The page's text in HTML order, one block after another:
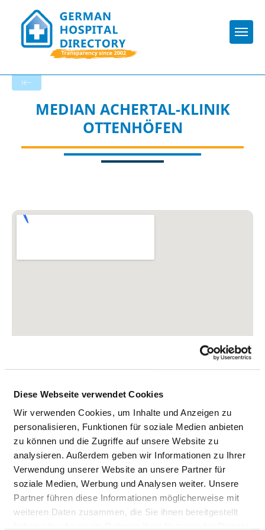
Diese Webseite verwendet Cookies
Wir verwenden Cookies, um Inhalte und Anzeigen zu
personalisieren, Funktionen für soziale Medien anbieten
zu können und die Zugriffe auf unsere Website zu
analysieren. Außerdem geben wir Informationen zu Ihrer
Verwendung unserer Website an unsere Partner für
soziale Medien, Werbung und Analysen weiter. Unsere
Partner führen diese Informationen möglicherweise mit
weiteren Daten zusammen, die Sie ihnen bereitgestellt
MEDIAN ACHERTAL-KLINIK
OTTENHÖFEN
Markgraf-Bernhard-Straße 2
77883 Ottenhöfen
Phone:07842-9490
Mail:ed.nekinilk-naidem@latrehca.tkatnok